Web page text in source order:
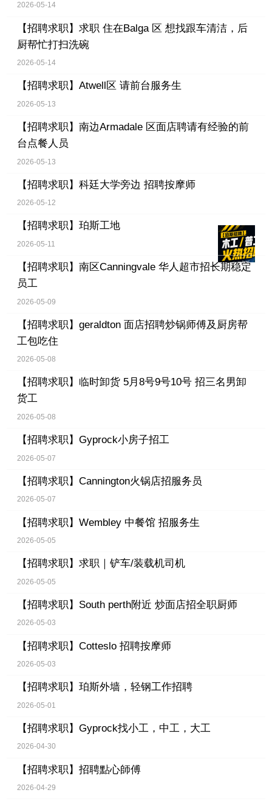
2026-05-14
【招聘求职】 求职 住在Balga 区 想找跟车清洁，后
厨帮忙打扫洗碗
2026-05-14
【招聘求职】 Atwell区 请前台服务生
2026-05-13
【招聘求职】 南边Armadale 区面店聘请有经验的前
台点餐人员
2026-05-13
【招聘求职】 科廷大学旁边 招聘按摩师
2026-05-12
【招聘求职】 珀斯工地
2026-05-11
【招聘求职】 南区Canningvale 华人超市招长期稳定
员工
2026-05-09
【招聘求职】 geraldton 面店招聘炒锅师傅及厨房帮
工包吃住
2026-05-08
【招聘求职】 临时卸货 5月8号9号10号 招三名男卸
货工
2026-05-08
【招聘求职】 Gyprock小房子招工
2026-05-07
【招聘求职】 Cannington火锅店招服务员
2026-05-07
【招聘求职】 Wembley 中餐馆 招服务生
2026-05-05
【招聘求职】 求职｜铲车/装载机司机
2026-05-05
【招聘求职】 South perth附近 炒面店招全职厨师
2026-05-03
【招聘求职】 Cotteslo 招聘按摩师
2026-05-03
【招聘求职】 珀斯外墙，轻钢工作招聘
2026-05-01
【招聘求职】 Gyprock找小工，中工，大工
2026-04-30
【招聘求职】 招聘點心師傅
2026-04-29